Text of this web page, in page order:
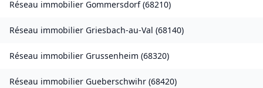
Réseau immobilier Gommersdorf(68210)
Réseau immobilier Griesbach-au-Val (68140)
Réseau immobilier Grussenheim (68320)
Réseau immobilier Gueberschwihr (68420)